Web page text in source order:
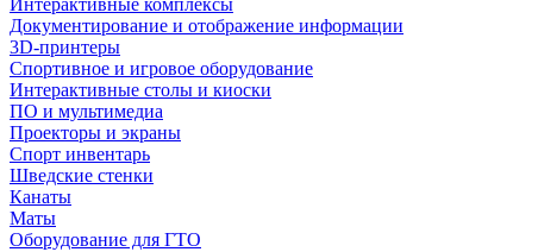
Интерактивные комплексы
Документирование и отображение информации
3D-принтеры
Спортивное и игровое оборудование
Интерактивные столы и киоски
ПО и мультимедиа
Проекторы и экраны
Спорт инвентарь
Шведские стенки
Канаты
Маты
Оборудование для ГТО